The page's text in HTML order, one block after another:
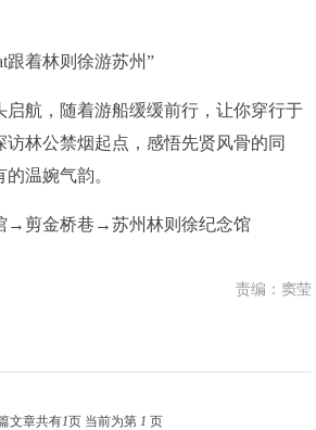
着林则徐游苏州”
航，随着游船缓缓前行，让你穿行于
访林公禁烟起点，感悟先贤风骨的同
温婉气韵。
剪金桥巷→苏州林则徐纪念馆
责编：窦莹
文章共有1页 当前为第 1 页